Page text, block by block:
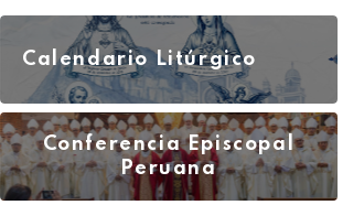
Calendario Litúrgico
Conferencia Episcopal
Peruana